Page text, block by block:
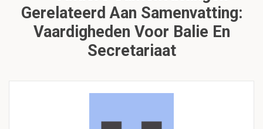
Gerelateerd Aan Samenvatting:
Vaardigheden Voor Balie En
Secretariaat